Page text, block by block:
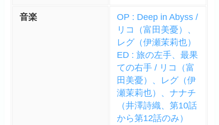
音楽
OP : Deep in Abyss /
リコ（富田美憂）、
レグ（伊瀬茉莉也）
ED : 旅の左手、最果
ての右手 / リコ（富
田美憂）、レグ（伊
瀬茉莉也）、ナナチ
（井澤詩織、第10話
から第12話のみ）